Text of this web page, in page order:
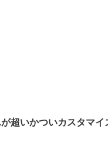
超いかついカスタマ